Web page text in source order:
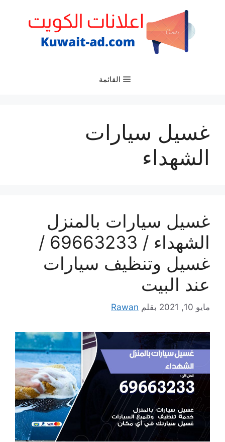
القائمة
غسيل سيارات
الشهداء
غسيل سيارات بالمنزل
الشهداء / 69663233 /
غسيل وتنظيف سيارات
عند البيت
مايو 10, 2021 بقلم Rawan